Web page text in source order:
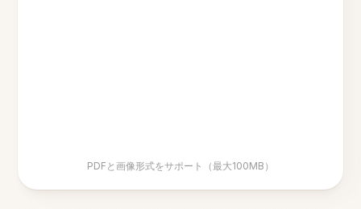
PDFと画像形式をサポート（最大100MB）